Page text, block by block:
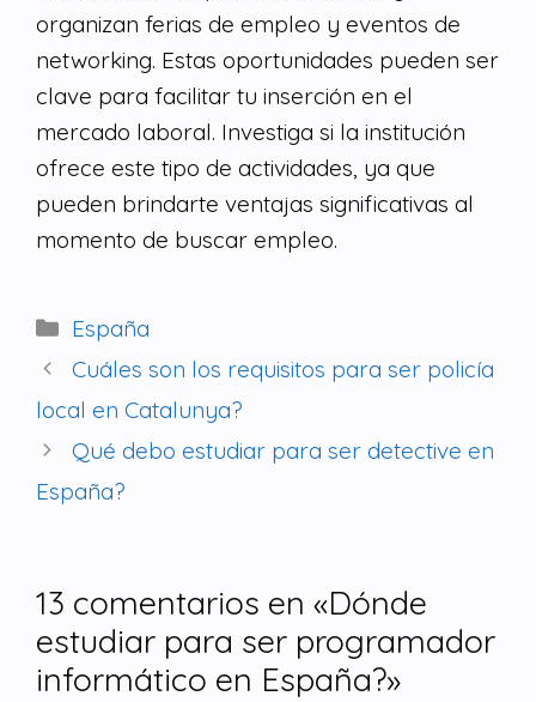
organizan ferias de empleo y eventos de
networking. Estas oportunidades pueden ser
clave para facilitar tu inserción en el
mercado laboral. Investiga si la institución
ofrece este tipo de actividades, ya que
pueden brindarte ventajas significativas al
momento de buscar empleo.
España
Cuáles son los requisitos para ser policía
local en Catalunya?
Qué debo estudiar para ser detective en
España?
13 comentarios en «Dónde
estudiar para ser programador
informático en España?»